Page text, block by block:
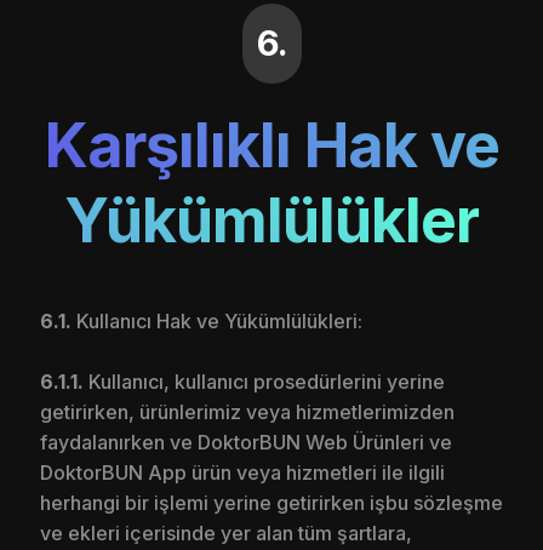
6.
Karşılıklı Hak ve
Yükümlülükler
6.1. Kullanıcı Hak ve Yükümlülükleri:
6.1.1. Kullanıcı, kullanıcı prosedürlerini yerine
getirirken, ürünlerimiz veya hizmetlerimizden
faydalanırken ve DoktorBUN Web Ürünleri ve
DoktorBUN App ürün veya hizmetleri ile ilgili
herhangi bir işlemi yerine getirirken işbu sözleşme
ve ekleri içerisinde yer alan tüm şartlara,